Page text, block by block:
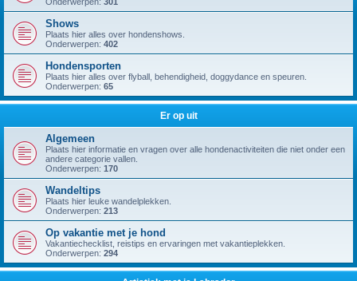
Shows
Plaats hier alles over hondenshows.
Onderwerpen: 402
Hondensporten
Plaats hier alles over flyball, behendigheid, doggydance en speuren.
Onderwerpen: 65
Er op uit
Algemeen
Plaats hier informatie en vragen over alle hondenactiviteiten die niet onder een
andere categorie vallen.
Onderwerpen: 170
Wandeltips
Plaats hier leuke wandelplekken.
Onderwerpen: 213
Op vakantie met je hond
Vakantiechecklist, reistips en ervaringen met vakantieplekken.
Onderwerpen: 294